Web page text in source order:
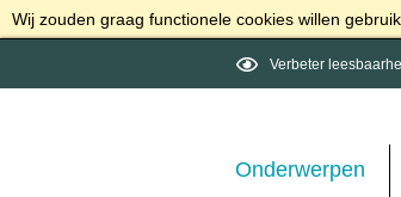
Wij zouden graag functionele cookies willen
Verbeter
Onderwerpen